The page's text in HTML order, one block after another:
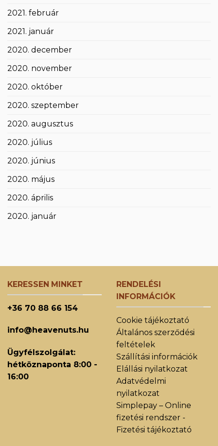
2021. február
2021. január
2020. december
2020. november
2020. október
2020. szeptember
2020. augusztus
2020. július
2020. június
2020. május
2020. április
2020. január
KERESSEN MINKET
+36 70 88 66 154
info@heavenuts.hu
Ügyfélszolgálat:
hétköznaponta 8:00 -
16:00
RENDELÉSI
INFORMÁCIÓK
Cookie tájékoztató
Általános szerződési
feltételek
Szállítási információk
Elállási nyilatkozat
Adatvédelmi
nyilatkozat
Simplepay – Online
fizetési rendszer -
Fizetési tájékoztató